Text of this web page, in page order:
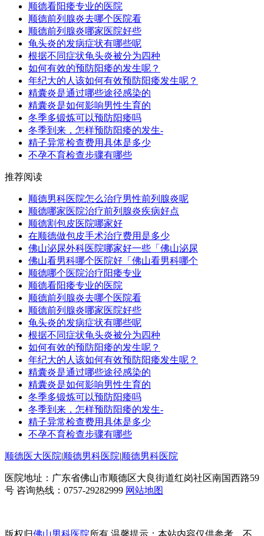
顺德看阳痿专业的医院
顺德前列腺炎去哪个医院看
顺德前列腺炎哪家医院好些
龟头炎的发病症状有哪些呢
根据不同症状龟头炎被分为四种
如何有效的预防阳痿的发生呢？
年纪大的人该如何有效预防阳痿发生呢？
精囊炎是通过哪些途径感染的
精囊炎是如何影响男性生育的
冬季多锻炼可以预防阳痿吗
冬季到来，怎样预防阳痿的发生-
精子异常检查费用具体是多少
不孕不育检查步骤有哪些
推荐阅读
顺德男科医院怎么治疗男性前列腺炎呢
顺德哪家医院治疗前列腺炎疾病好点
顺德割包皮医院哪家好
在顺德做包皮手术治疗费用是多少
佛山泌尿外科医院哪家好一些「佛山泌尿
佛山看男科哪个医院好「佛山看男科哪个
顺德哪个医院治疗阳痿专业
顺德看阳痿专业的医院
顺德前列腺炎去哪个医院看
顺德前列腺炎哪家医院好些
龟头炎的发病症状有哪些呢
根据不同症状龟头炎被分为四种
如何有效的预防阳痿的发生呢？
年纪大的人该如何有效预防阳痿发生呢？
精囊炎是通过哪些途径感染的
精囊炎是如何影响男性生育的
冬季多锻炼可以预防阳痿吗
冬季到来，怎样预防阳痿的发生-
精子异常检查费用具体是多少
不孕不育检查步骤有哪些
顺德医大医院|顺德男科医院|顺德男科医院
医院地址：广东省佛山市顺德区大良街道红岗社区南国西路59
号 咨询热线：0757-29282999 网站地图